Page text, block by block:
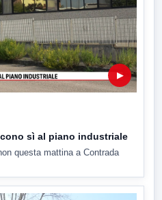
▶
sì al piano industriale
questa mattina a Contrada